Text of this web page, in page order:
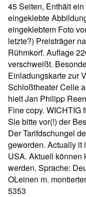
45 Seiten, Enthält
eingeklebte
eingeklebtem Foto
letzte?) Preisträger
Rühmkorf. Auflage
verschweißt.
Einladungskarte zur
Schloßtheater Celle
hielt Jan Philipp
Fine copy. WICHTIG
Sie bitte vor(!) der
Der Tarifdschungel
geworden. Actually it
USA. Aktuell können
werden. Sprache:
OLeinen m.
5353